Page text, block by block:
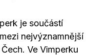
je součástí
nejvýznamnější
Ve Vimperku